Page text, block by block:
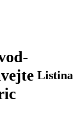
Listina